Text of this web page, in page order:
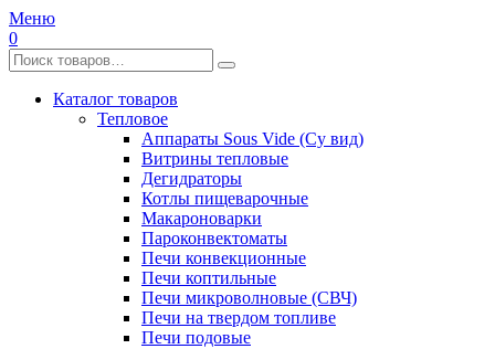
Меню
0
Каталог товаров
Тепловое
Аппараты Sous Vide (Су вид)
Витрины тепловые
Дегидраторы
Котлы пищеварочные
Макароноварки
Пароконвектоматы
Печи конвекционные
Печи коптильные
Печи микроволновые (СВЧ)
Печи на твердом топливе
Печи подовые